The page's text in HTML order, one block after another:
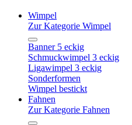
Wimpel
Zur Kategorie Wimpel
Banner 5 eckig
Schmuckwimpel 3 eckig
Ligawimpel 3 eckig
Sonderformen
Wimpel bestickt
Fahnen
Zur Kategorie Fahnen